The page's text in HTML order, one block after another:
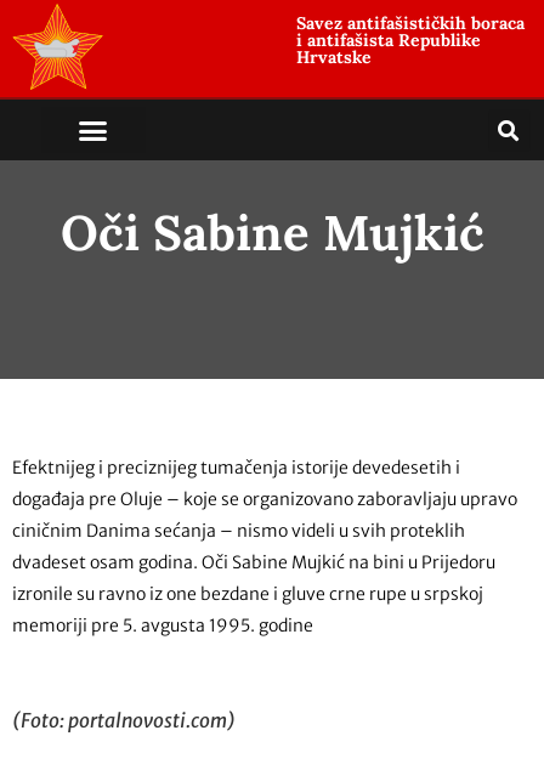
Savez antifašističkih boraca
i antifašista Republike
Hrvatske
Oči Sabine Mujkić
Efektnijeg i preciznijeg tumačenja istorije devedesetih i
događaja pre Oluje – koje se organizovano zaboravljaju upravo
ciničnim Danima sećanja – nismo videli u svih proteklih
dvadeset osam godina. Oči Sabine Mujkić na bini u Prijedoru
izronile su ravno iz one bezdane i gluve crne rupe u srpskoj
memoriji pre 5. avgusta 1995. godine
(Foto: portalnovosti.com)